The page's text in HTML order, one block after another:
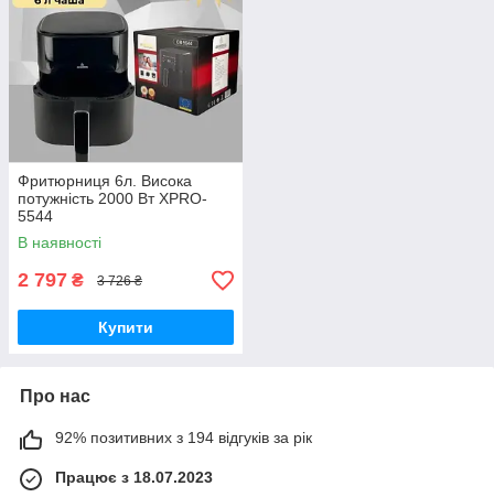
Фритюрниця 6л. Висока
потужність 2000 Вт XPRO-
5544
В наявності
2 797 ₴ 3 726 ₴
Купити
Про нас
92% позитивних з 194 відгуків за рік
Працює з 18.07.2023